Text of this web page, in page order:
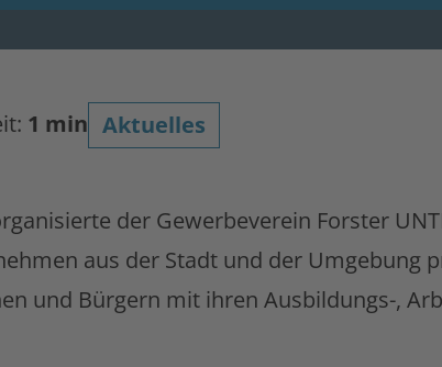
1 min Aktuelles
der Gewerbeverein Forster
aus der Stadt und der Umgebung
und Bürgern mit ihren Ausbildungs-,